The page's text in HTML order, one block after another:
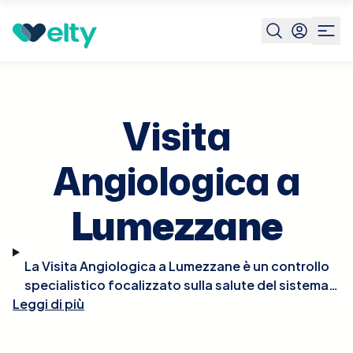
Prenota visita Lumezzane
Visita
Angiologica a
Lumezzane
La Visita Angiologica a Lumezzane è un controllo
specialistico focalizzato sulla salute del sistema
circolatorio, in particolare vene e arterie. Durante la
Leggi di più